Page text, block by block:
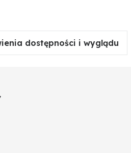
dostępności i wyglądu